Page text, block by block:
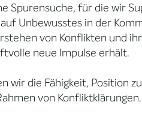
Spurensuche, für die wir
Unbewusstes in der
von Konflikten und
neue Impulse erhält.
wir die Fähigkeit, Position
von Konfliktklärungen.